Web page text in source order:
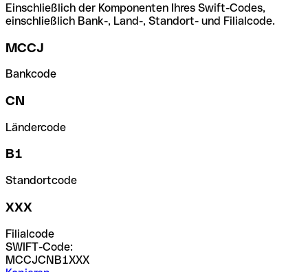
Einschließlich der Komponenten Ihres Swift-Codes,
einschließlich Bank-, Land-, Standort- und Filialcode.
MCCJ
Bankcode
CN
Ländercode
B1
Standortcode
XXX
Filialcode
SWIFT-Code:
MCCJCNB1XXX